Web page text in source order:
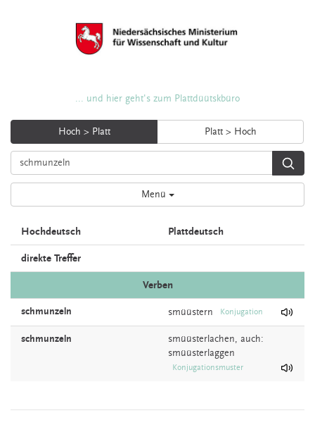
... und hier geht's zum Plattdüütskbüro
Hoch > Platt Platt > Hoch
Menü
Hochdeutsch Plattdeutsch
direkte Treffer
Verben
schmunzeln smüüstern Konjugation
schmunzeln smüüsterlachen, auch:
smüüsterlaggen
Konjugationsmuster